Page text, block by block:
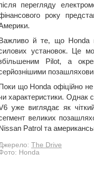
перегляду
року
й те, що Honda
установок. Це
Pilot, а
що Honda офіційно
характеристики. Однак
уже виглядає як
великих
Patrol та
The Drive
Honda